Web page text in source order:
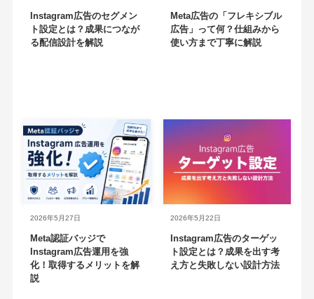
Instagram広告のセグメン
ト設定とは？成果につなが
る配信設計を解説
Meta広告の「フレキシブル
広告」って何？仕組みから
使い方まで丁寧に解説
Meta認証バッジで
Instagram広告運用を強
化！取得するメリットを解
説
2026年5月27日
Instagram広告のターゲッ
ト設定とは？成果を出す考
え方と失敗しない設計方法
2026年5月22日